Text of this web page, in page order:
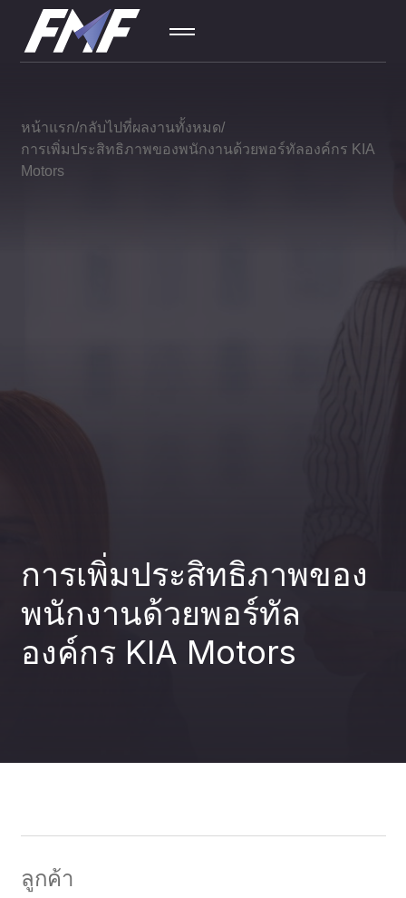
SEO
05 การพัฒนา
AI สำหรับ
info@fmf.co.th
หน้าแรก กลับไปที่ผลงานทั้งหมด
การเพิ่มประสิทธิภาพของพนักงานด้วยพอร์ทัลองค์กร KIA
Motors
การเพิ่มประสิทธิภาพของ
พนักงานด้วยพอร์ทัล
องค์กร KIA Motors
ลูกค้า